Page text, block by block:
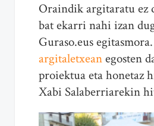
Oraindik argitaratu ez
bat ekarri nahi izan
Guraso.eus egitasmora.
argitaletxeanegosten
proiektua eta honetaz
Xabi Salaberriarekin